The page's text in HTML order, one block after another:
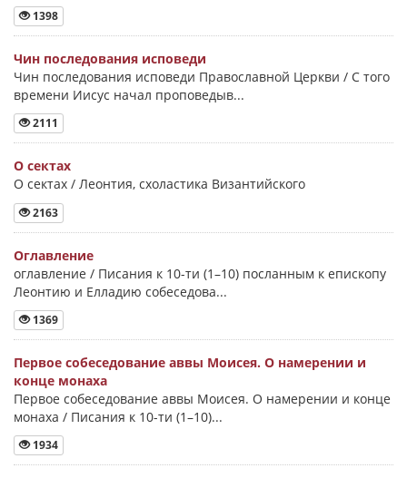
1398
Чин последования исповеди
Чин последования исповеди Православной Церкви / С того
времени Иисус начал проповедыв...
2111
О сектах
О сектах / Леонтия, схоластика Византийского
2163
Оглавление
оглавление / Писания к 10-ти (1–10) посланным к епископу
Леонтию и Елладию собеседова...
1369
Первое собеседование аввы Моисея. О намерении и
конце монаха
Первое собеседование аввы Моисея. О намерении и конце
монаха / Писания к 10-ти (1–10)...
1934